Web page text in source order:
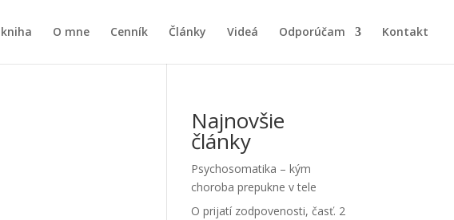
O mne Cenník Články Videá Odporúčam Kontakt
Najnovšie
články
Psychosomatika – kým
choroba prepukne v tele
O prijatí zodpovenosti, časť. 2